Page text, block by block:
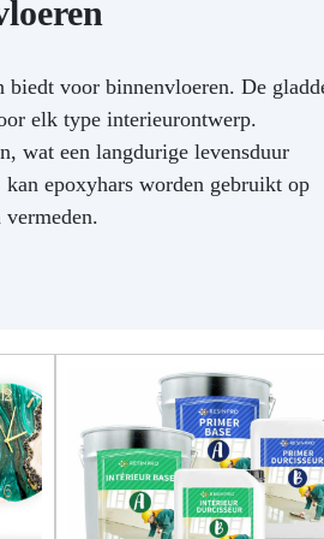
nu
biedt voor binnenvloeren. De
elk type interieurontwerp.
wat een langdurige levensduur
epoxyhars worden gebruikt op